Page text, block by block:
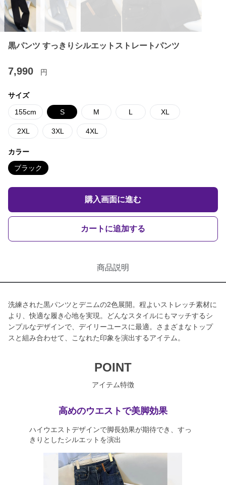
黒パンツ すっきりシルエットストレートパンツ
7,990 円
サイズ
155cm S M L XL
2XL 3XL 4XL
カラー
ブラック
購入画面に進む
カートに追加する
商品説明
洗練された黒パンツとデニムの2色展開。程よいストレッチ素材に
より、快適な履き心地を実現。どんなスタイルにもマッチするシ
ンプルなデザインで、デイリーユースに最適。さまざまなトップ
スと組み合わせて、こなれた印象を演出するアイテム。
POINT
アイテム特徴
高めのウエストで美脚効果
ハイウエストデザインで脚長効果が期待でき、すっ
きりとしたシルエットを演出